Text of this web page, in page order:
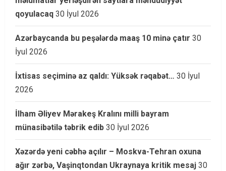
qoyulacaq 30 İyul 2026
Azərbaycanda bu peşələrdə maaş 10 minə çatır 30
İyul 2026
İxtisas seçiminə az qaldı: Yüksək rəqabət… 30 İyul
2026
İlham Əliyev Mərakeş Kralını milli bayram
münasibətilə təbrik edib 30 İyul 2026
Xəzərdə yeni cəbhə açılır – Moskva-Tehran oxuna
ağır zərbə, Vaşinqtondan Ukraynaya kritik mesaj 30